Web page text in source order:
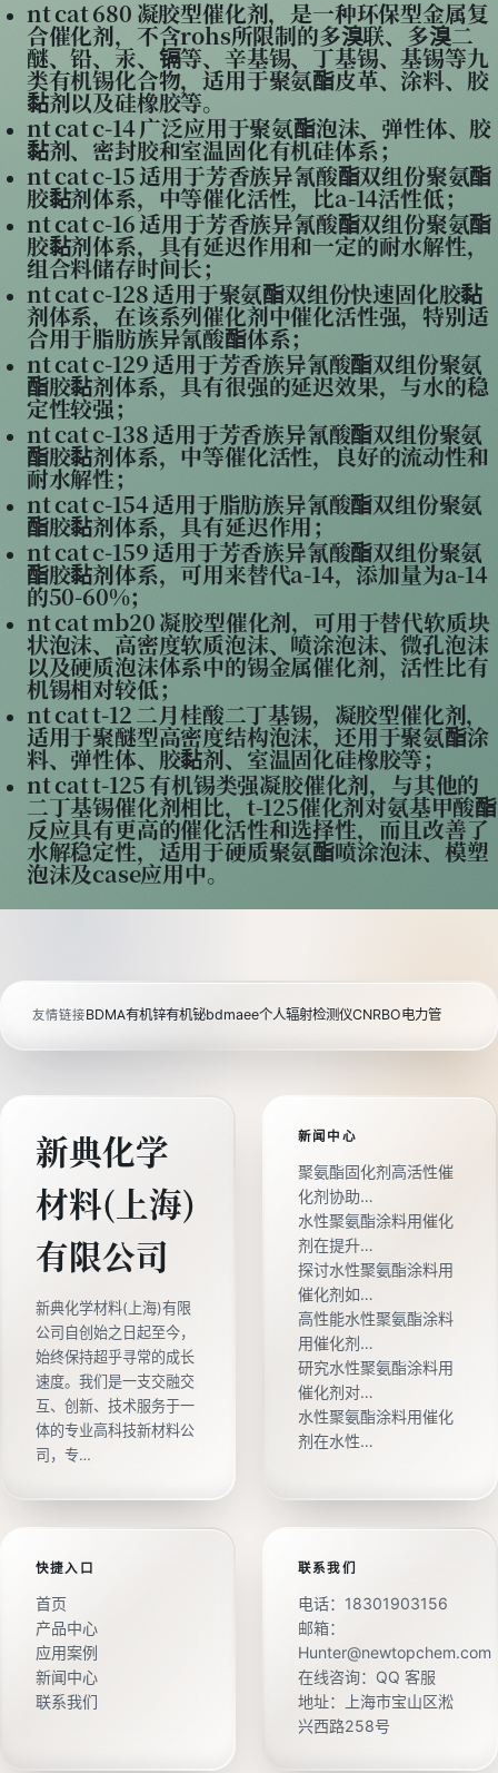
nt cat 680 凝胶型催化剂，是一种环保型金属复
合催化剂，不含rohs所限制的多溴联、多溴二
醚、铅、汞、镉等、辛基锡、丁基锡、基锡等九
类有机锡化合物，适用于聚氨酯皮革、涂料、胶
黏剂以及硅橡胶等。
nt cat c-14 广泛应用于聚氨酯泡沫、弹性体、胶
黏剂、密封胶和室温固化有机硅体系；
nt cat c-15 适用于芳香族异氰酸酯双组份聚氨酯
胶黏剂体系，中等催化活性，比a-14活性低；
nt cat c-16 适用于芳香族异氰酸酯双组份聚氨酯
胶黏剂体系，具有延迟作用和一定的耐水解性，
组合料储存时间长；
nt cat c-128 适用于聚氨酯双组份快速固化胶黏
剂体系，在该系列催化剂中催化活性强，特别适
合用于脂肪族异氰酸酯体系；
nt cat c-129 适用于芳香族异氰酸酯双组份聚氨
酯胶黏剂体系，具有很强的延迟效果，与水的稳
定性较强；
nt cat c-138 适用于芳香族异氰酸酯双组份聚氨
酯胶黏剂体系，中等催化活性，良好的流动性和
耐水解性；
nt cat c-154 适用于脂肪族异氰酸酯双组份聚氨
酯胶黏剂体系，具有延迟作用；
nt cat c-159 适用于芳香族异氰酸酯双组份聚氨
酯胶黏剂体系，可用来替代a-14，添加量为a-14
的50-60%；
nt cat mb20 凝胶型催化剂，可用于替代软质块
状泡沫、高密度软质泡沫、喷涂泡沫、微孔泡沫
以及硬质泡沫体系中的锡金属催化剂，活性比有
机锡相对较低；
nt cat t-12 二月桂酸二丁基锡，凝胶型催化剂，
适用于聚醚型高密度结构泡沫，还用于聚氨酯涂
料、弹性体、胶黏剂、室温固化硅橡胶等；
nt cat t-125 有机锡类强凝胶催化剂，与其他的
二丁基锡催化剂相比，t-125催化剂对氨基甲酸酯
反应具有更高的催化活性和选择性，而且改善了
水解稳定性，适用于硬质聚氨酯喷涂泡沫、模塑
泡沫及case应用中。
友情链接BDMA有机锌有机铋bdmaee个人辐射检测仪CNRBO电力管
新典化学
材料(上海)
有限公司
新典化学材料(上海)有限
公司自创始之日起至今，
始终保持超乎寻常的成长
速度。我们是一支交融交
互、创新、技术服务于一
体的专业高科技新材料公
司，专…
新闻中心
聚氨酯固化剂高活性催
化剂协助…
水性聚氨酯涂料用催化
剂在提升…
探讨水性聚氨酯涂料用
催化剂如…
高性能水性聚氨酯涂料
用催化剂…
研究水性聚氨酯涂料用
催化剂对…
水性聚氨酯涂料用催化
剂在水性…
快捷入口
首页
产品中心
应用案例
新闻中心
联系我们
联系我们
电话： 18301903156
邮箱：
Hunter@newtopchem.com
在线咨询： QQ 客服
地址：上海市宝山区淞
兴西路258号